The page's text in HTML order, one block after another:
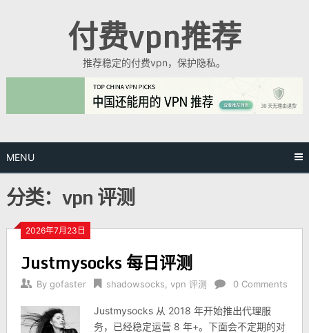
付费vpn推荐
推荐稳定的付费vpn，保护隐私。
MENU
分类：vpn 评测
2026年7月23日
Justmysocks 每日评测
By gofaster shadowsocks vpn 评测 0 Comments
Justmysocks 从 2018 年开始推出代理服
务，已经稳定运营 8 年+。下面会不定期的对